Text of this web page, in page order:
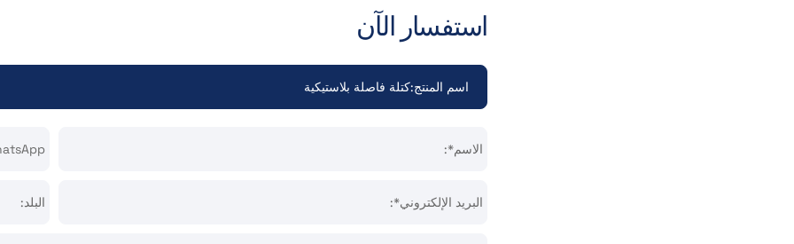
استفسار الآن
الاسم*:
البريد الإلكتروني*: البلد: